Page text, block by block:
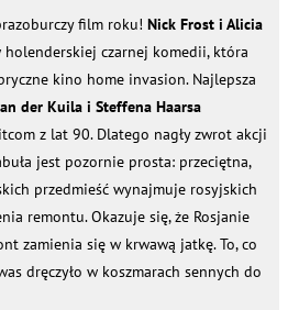
film roku! Nick Frost i Alicia
czarnej komedii, która
kino home invasion. Najlepsza
der Kuila i Steffena Haarsa
z lat 90. Dlatego nagły zwrot akcji
jest pozornie prosta: przeciętna,
przedmieść wynajmuje rosyjskich
remontu. Okazuje się, że Rosjanie
zamienia się w krwawą jatkę. To, co
dręczyło w koszmarach sennych do